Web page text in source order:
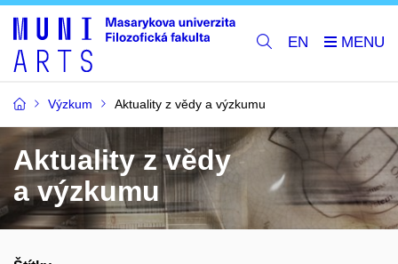
EN
Výzkum Aktuality z vědy a výzkumu
Aktuality z vědy
a výzkumu